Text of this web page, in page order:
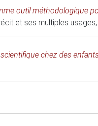
outil méthodologique
et ses multiples usages
scientifique chez des